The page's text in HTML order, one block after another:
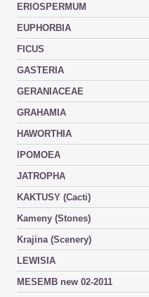
ERIOSPERMUM
EUPHORBIA
FICUS
GASTERIA
GERANIACEAE
GRAHAMIA
HAWORTHIA
IPOMOEA
JATROPHA
KAKTUSY (Cacti)
Kameny (Stones)
Krajina (Scenery)
LEWISIA
MESEMB new 02-2011